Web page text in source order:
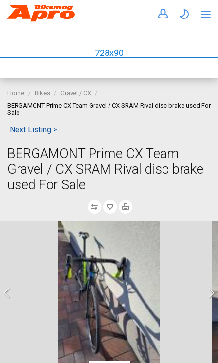
728x90
Home Bikes
Gravel / CX
BERGAMONT Prime CX Team Gravel / CX SRAM Rival disc brake used For
Sale
Next Listing >
BERGAMONT Prime CX Team
Gravel / CX SRAM Rival disc brake
used For Sale